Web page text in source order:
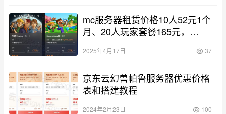
mc服务器租赁价格10人52元1个
月、20人玩家套餐165元，
2025年4月17日 37
京东云幻兽帕鲁服务器优惠价格
表和搭建教程
2024年2月23日 100